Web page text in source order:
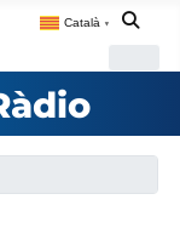
Català ▼